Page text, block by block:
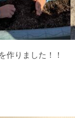
作りました！！